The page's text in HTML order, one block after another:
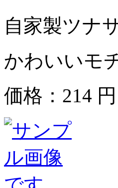
自家製ツナ
かわいいモ
価格： 214 円